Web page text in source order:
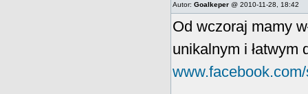
Autor: Goalkeper@ 2010-11-28, 18:42
Od wczoraj mamy
unikalnym i łatwym